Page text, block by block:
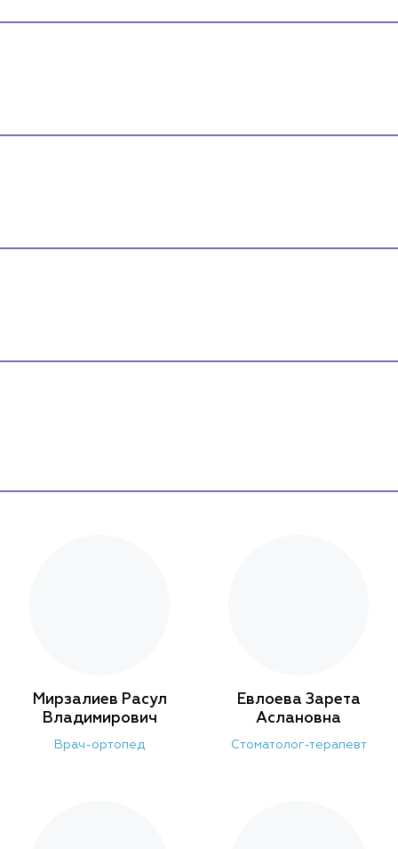
Мирзалиев Расул
Владимирович
Врач-ортопед
Евлоева Зарета
Аслановна
Стоматолог-терапевт